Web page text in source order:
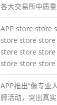
各大交易所中质
APP store store
store store
store store
store store
APP推出“像专业
牌活动，突出真